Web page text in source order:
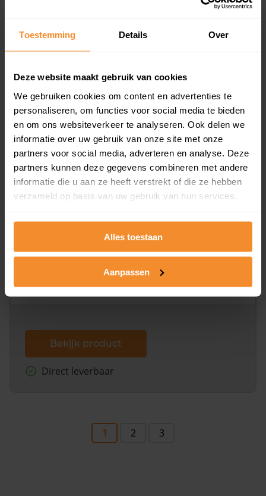
Toestemming Details Over
Deze website maakt gebruik van cookies
We gebruiken cookies om content en advertenties te
personaliseren, om functies voor social media te bieden
en om ons websiteverkeer te analyseren. Ook delen we
informatie over uw gebruik van onze site met onze
partners voor social media, adverteren en analyse. Deze
partners kunnen deze gegevens combineren met andere
informatie die u aan ze heeft verstrekt of die ze hebben
verzameld op basis van uw gebruik van hun services.
Alles toestaan
Aanpassen
koopsommen.
Bekijk product
Direct leverbaar
Kadastrale kaart pakket
Alleen globale ligging perceel
omliggende percelen met de kadastrale erfgrenzen,
dit inclusief de luchtfoto!
Bekijk product
Direct leverbaar
1 2 3